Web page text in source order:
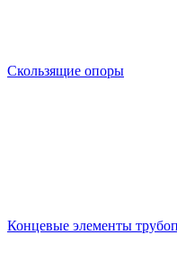
Скользящие опоры
Концевые элементы